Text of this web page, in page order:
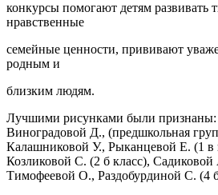
конкурсы помогают детям развивать
нравственные
семейные ценности, прививают
родным и
близким людям.
Лучшими рисунками были признаны:
Виноградовой Д., (предшкольная
Калашниковой У., Рыканцевой Е. (1 в
Козликовой С. (2 б класс), Садиковой
Тимофеевой О., Раздобурдиной С. (4